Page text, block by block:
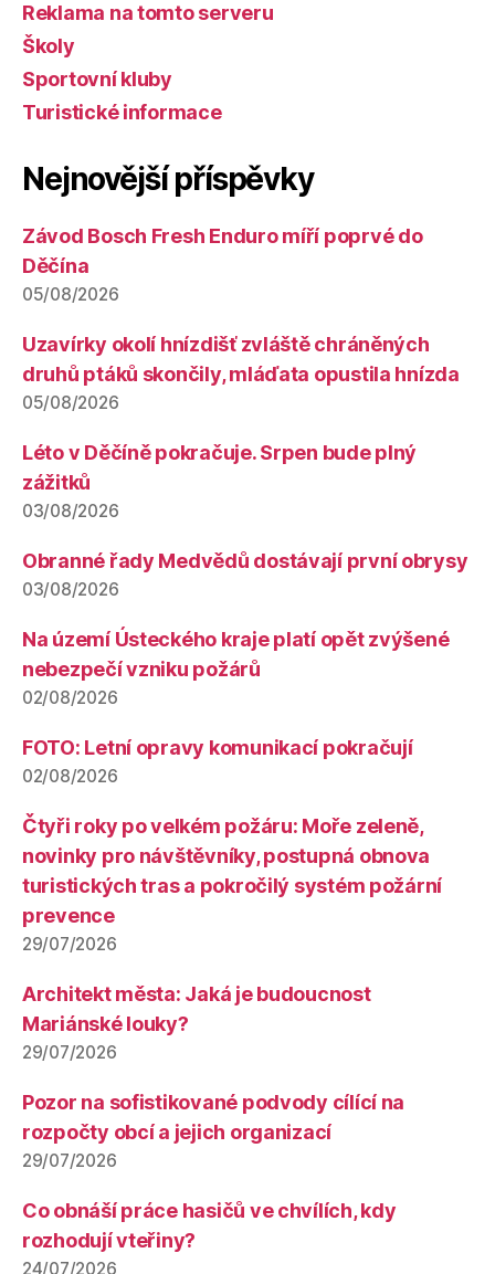
Reklama na tomto serveru
Školy
Sportovní kluby
Turistické informace
Nejnovější příspěvky
Závod Bosch Fresh Enduro míří poprvé do
Děčína
05/08/2026
Uzavírky okolí hnízdišť zvláště chráněných
druhů ptáků skončily, mláďata opustila hnízda
05/08/2026
Léto v Děčíně pokračuje. Srpen bude plný
zážitků
03/08/2026
Obranné řady Medvědů dostávají první obrysy
03/08/2026
Na území Ústeckého kraje platí opět zvýšené
nebezpečí vzniku požárů
02/08/2026
FOTO: Letní opravy komunikací pokračují
02/08/2026
Čtyři roky po velkém požáru: Moře zeleně,
novinky pro návštěvníky, postupná obnova
turistických tras a pokročilý systém požární
prevence
29/07/2026
Architekt města: Jaká je budoucnost
Mariánské louky?
29/07/2026
Pozor na sofistikované podvody cílící na
rozpočty obcí a jejich organizací
29/07/2026
Co obnáší práce hasičů ve chvílích, kdy
rozhodují vteřiny?
24/07/2026